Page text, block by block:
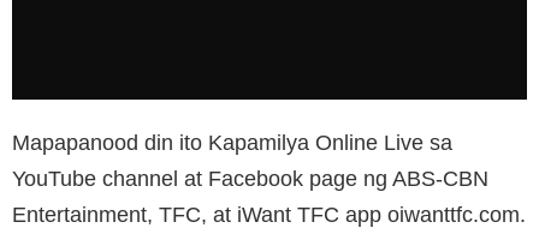
Mapapanood din ito Kapamilya Online Live sa
YouTube channel at Facebook page ng ABS-CBN
Entertainment, TFC, at iWant TFC app oiwanttfc.com.